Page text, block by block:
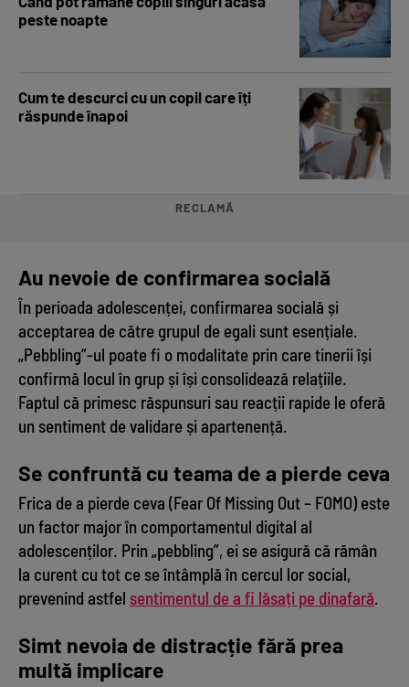
peste noapte
Cum te descurci cu un copil care îți
răspunde înapoi
RECLAMĂ
Au nevoie de confirmarea socială
În perioada adolescenței, confirmarea socială și
acceptarea de către grupul de egali sunt esențiale.
„Pebbling”-ul poate fi o modalitate prin care tinerii își
confirmă locul în grup și își consolidează relațiile.
Faptul că primesc răspunsuri sau reacții rapide le oferă
un sentiment de validare și apartenență.
Se confruntă cu teama de a pierde ceva
Frica de a pierde ceva (Fear Of Missing Out – FOMO) este
un factor major în comportamentul digital al
adolescenților. Prin „pebbling”, ei se asigură că rămân
la curent cu tot ce se întâmplă în cercul lor social,
prevenind astfel sentimentul de a fi lăsați pe dinafară.
Simt nevoia de distracție fără prea
multă implicare